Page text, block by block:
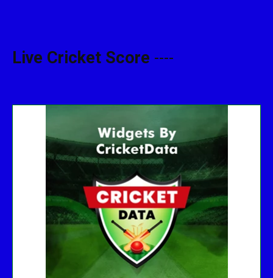
Live Cricket Score ----
No live matches found.
See recent results
See fixtures